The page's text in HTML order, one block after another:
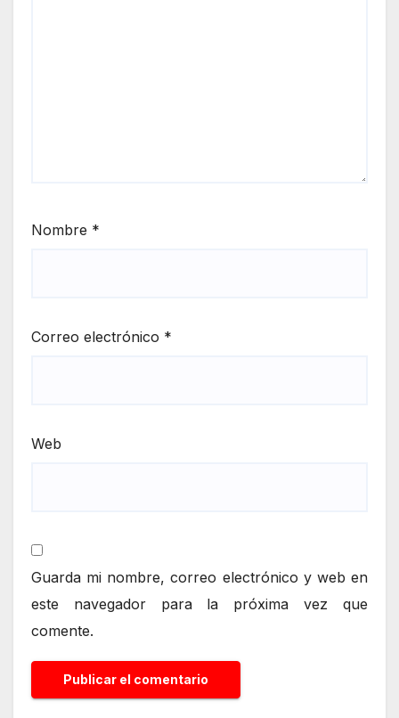
Nombre *
Correo electrónico *
Web
Guarda mi nombre, correo electrónico y web en
este navegador para la próxima vez que
comente.